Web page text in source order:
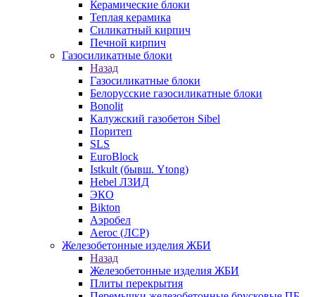
Керамические блоки
Теплая керамика
Силикатный кирпич
Печной кирпич
Газосиликатные блоки
Назад
Газосиликатные блоки
Белорусские газосиликатные блоки
Bonolit
Калужский газобетон Sibel
Поритеп
SLS
EuroBlock
Istkult (бывш. Ytong)
Hebel ЛЗИД
ЭКО
Bikton
Аэробел
Aeroc (ЛСР)
Железобетонные изделия ЖБИ
Назад
Железобетонные изделия ЖБИ
Плиты перекрытия